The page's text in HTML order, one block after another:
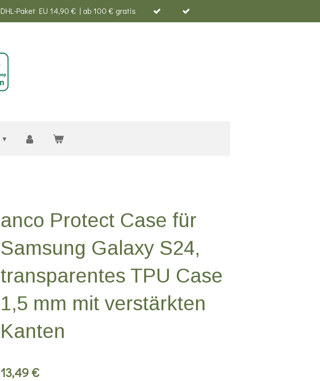
DHL-Paket EU 14,90 € | ab 100 € gratis
anco Protect Case für
Samsung Galaxy S24,
transparentes TPU Case
1,5 mm mit verstärkten
Kanten
13,49 €